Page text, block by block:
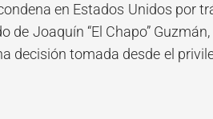
en Estados Unidos por
de Joaquín “El Chapo”
decisión tomada desde el